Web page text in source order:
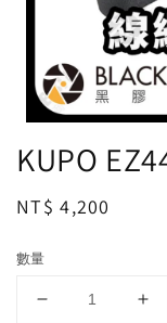
KUPO
Regular
NT$ 4,200
數量